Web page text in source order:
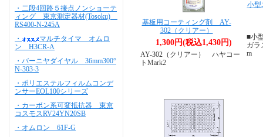
・二段4回路５接点ノンショーテ
ィング 東京測定器材(Tosoku)
RS400-N-245A
・
マルチタイマ オムロ
ン H3CR-A
・バーニヤダイヤル 36mm300°
N-303-3
・ポリエステルフィルムコンデ
ンサーEOL100シリーズ
・カーボン系可変抵抗器 東京
コスモスRV24YN20SB
・オムロン 61F-G
基板用コーティング剤 AY-
302（クリアー）
1,300円(税込1,430円)
AY-302（クリアー） ハヤコー
トMark2
小
■小
ガラ
m